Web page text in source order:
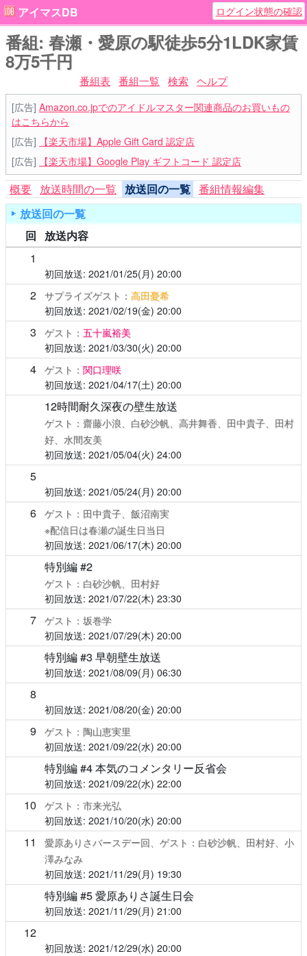
アイマスDB ログイン状態の確認
番組: 春瀬・愛原の駅徒歩5分1LDK家賃
8万5千円
番組表 番組一覧 検索 ヘルプ
[広告] Amazon.co.jpでのアイドルマスター関連商品のお買いもの
はこちらから
[広告]
【楽天市場】Apple Gift Card 認定店
[広告]
【楽天市場】Google Play ギフトコード 認定店
概要 放送時間の一覧 放送回の一覧 番組情報編集
放送回の一覧
回
放送内容
1
2021/01/25(月) 20:00
2 サプライズゲスト： 高田憂希
2021/02/19(金) 20:00
3 ゲスト： 五十嵐裕美
2021/03/30(火) 20:00
4 ゲスト： 関口理咲
2021/04/17(土) 20:00
12時間耐久深夜の壁生放送
ゲスト：齋藤小浪、白砂沙帆、高井舞香、田中貴子、田村
好、水間友美
2021/05/04(火) 24:00
5
2021/05/24(月) 20:00
6 ゲスト：田中貴子、飯沼南実
※配信日は春瀬の誕生日当日
2021/06/17(木) 20:00
特別編 #2
ゲスト：白砂沙帆、田村好
2021/07/22(木) 23:30
7 ゲスト：坂巻学
2021/07/29(木) 20:00
特別編 #3 早朝壁生放送
2021/08/09(月) 06:30
8
2021/08/20(金) 20:00
9
ゲスト：陶山恵実里
2021/09/22(水) 20:00
特別編 #4 本気のコメンタリー反省会
2021/09/22(水) 22:00
10
ゲスト：市来光弘
2021/10/20(水) 20:00
11
愛原ありさバースデー回、ゲスト：白砂沙帆、田村好、小
澤みなみ
2021/11/29(月) 19:30
特別編 #5 愛原ありさ誕生日会
2021/11/29(月) 21:00
12
2021/12/29(水) 20:00